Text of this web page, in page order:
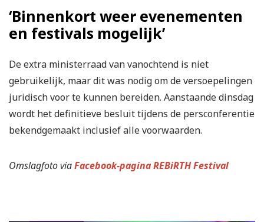
‘Binnenkort weer evenementen
en festivals mogelijk’
De extra ministerraad van vanochtend is niet
gebruikelijk, maar dit was nodig om de versoepelingen
juridisch voor te kunnen bereiden. Aanstaande dinsdag
wordt het definitieve besluit tijdens de persconferentie
bekendgemaakt inclusief alle voorwaarden.
Omslagfoto viaFacebook-pagina REBiRTH Festival